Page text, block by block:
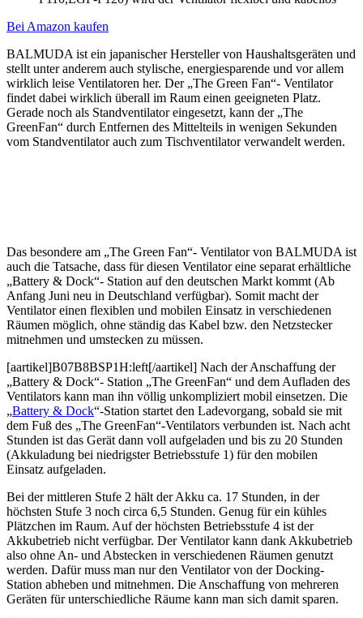
Bei Amazon kaufen
BALMUDA ist ein japanischer Hersteller von Haushaltsgeräten und
stellt unter anderem auch stylische, energiesparende und vor allem
wirklich leise Ventilatoren her. Der „The Green Fan“- Ventilator
findet dabei wirklich überall im Raum einen geeigneten Platz.
Gerade noch als Standventilator eingesetzt, kann der „The
GreenFan“ durch Entfernen des Mittelteils in wenigen Sekunden
vom Standventilator auch zum Tischventilator verwandelt werden.
Das besondere am „The Green Fan“- Ventilator von BALMUDA ist
auch die Tatsache, dass für diesen Ventilator eine separat erhältliche
„Battery & Dock“- Station auf den deutschen Markt kommt (Ab
Anfang Juni neu in Deutschland verfügbar). Somit macht der
Ventilator einen flexiblen und mobilen Einsatz in verschiedenen
Räumen möglich, ohne ständig das Kabel bzw. den Netzstecker
mitnehmen und umstecken zu müssen.
[aartikel]B07B8BSP1H:left[/aartikel] Nach der Anschaffung der
„Battery & Dock“- Station „The GreenFan“ und dem Aufladen des
Ventilators kann man ihn völlig unkompliziert mobil einsetzen. Die
„Battery & Dock“-Station startet den Ladevorgang, sobald sie mit
dem Fuß des „The GreenFan“-Ventilators verbunden ist. Nach acht
Stunden ist das Gerät dann voll aufgeladen und bis zu 20 Stunden
(Akkuladung bei niedrigster Betriebsstufe 1) für den mobilen
Einsatz aufgeladen.
Bei der mittleren Stufe 2 hält der Akku ca. 17 Stunden, in der
höchsten Stufe 3 noch circa 6,5 Stunden. Genug für ein kühles
Plätzchen im Raum. Auf der höchsten Betriebsstufe 4 ist der
Akkubetrieb nicht verfügbar. Der Ventilator kann dank Akkubetrieb
also ohne An- und Abstecken in verschiedenen Räumen genutzt
werden. Dafür muss man nur den Ventilator von der Docking-
Station abheben und mitnehmen. Die Anschaffung von mehreren
Geräten für unterschiedliche Räume kann man sich damit sparen.